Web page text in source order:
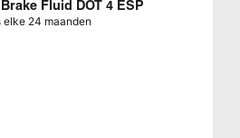
Fluid DOT 4 ESP
elke 24 maanden